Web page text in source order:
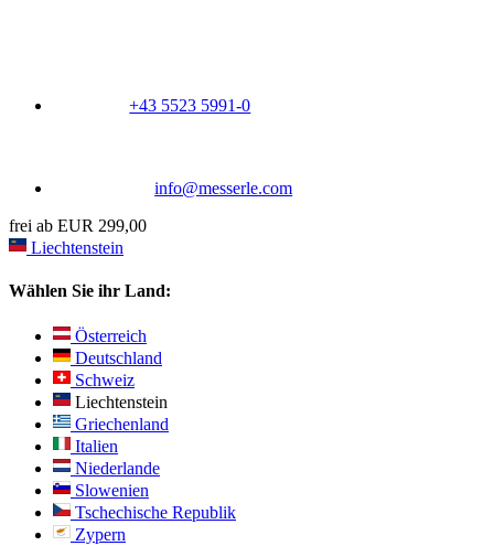
+43 5523 5991-0
info@messerle.com
frei ab EUR 299,00
Liechtenstein
Wählen Sie ihr Land:
Österreich
Deutschland
Schweiz
Liechtenstein
Griechenland
Italien
Niederlande
Slowenien
Tschechische Republik
Zypern